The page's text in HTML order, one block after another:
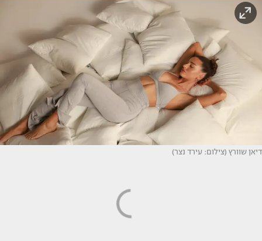
דיאן שוורץ (צילום: עירד נצר)